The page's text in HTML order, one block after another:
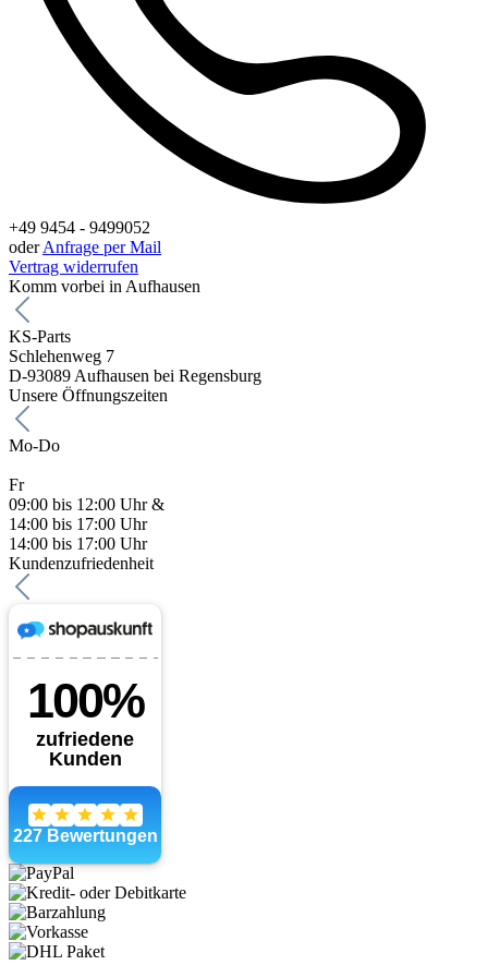
+49 9454 - 9499052
oderAnfrage per Mail
Vertrag widerrufen
Komm vorbei in Aufhausen
KS-Parts
Schlehenweg 7
D-93089 Aufhausen bei Regensburg
Unsere Öffnungszeiten
Mo-Do
Fr
09:00 bis 12:00 Uhr &
14:00 bis 17:00 Uhr
14:00 bis 17:00 Uhr
Kundenzufriedenheit